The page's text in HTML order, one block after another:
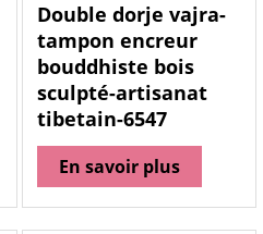
Double dorje vajra-
tampon encreur
bouddhiste bois
sculpté-artisanat
tibetain-6547
En savoir plus